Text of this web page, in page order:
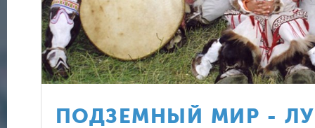
ПОДЗЕМНЫЙ МИР -